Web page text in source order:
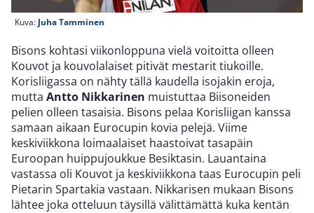
Kuva: Juha Tamminen
Bisons kohtasi viikonloppuna vielä voitoitta olleen
Kouvot ja kouvolalaiset pitivät mestarit tiukoille.
Korisliigassa on nähty tällä kaudella isojakin eroja,
mutta Antto Nikkarinen muistuttaa Biisoneiden
pelien olleen tasaisia. Bisons pelaa Korisliigan kanssa
samaan aikaan Eurocupin kovia pelejä. Viime
keskiviikkona loimaalaiset haastoivat tasapäin
Euroopan huippujoukkue Besiktasin. Lauantaina
vastassa oli Kouvot ja keskiviikkona taas Eurocupin peli
Pietarin Spartakia vastaan. Nikkarisen mukaan Bisons
lähtee joka otteluun täysillä välittämättä kuka kentän